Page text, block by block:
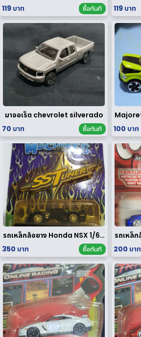
119 บาท
ซื้อทันที
119 บาท
มาจอเร็ต chevrolet silverado
70 บาท
ซื้อทันที
100 บาท
รถเหล็กล้อยาง Honda NSX 1/64 ของ rare
350 บาท
ซื้อทันที
200 บาท